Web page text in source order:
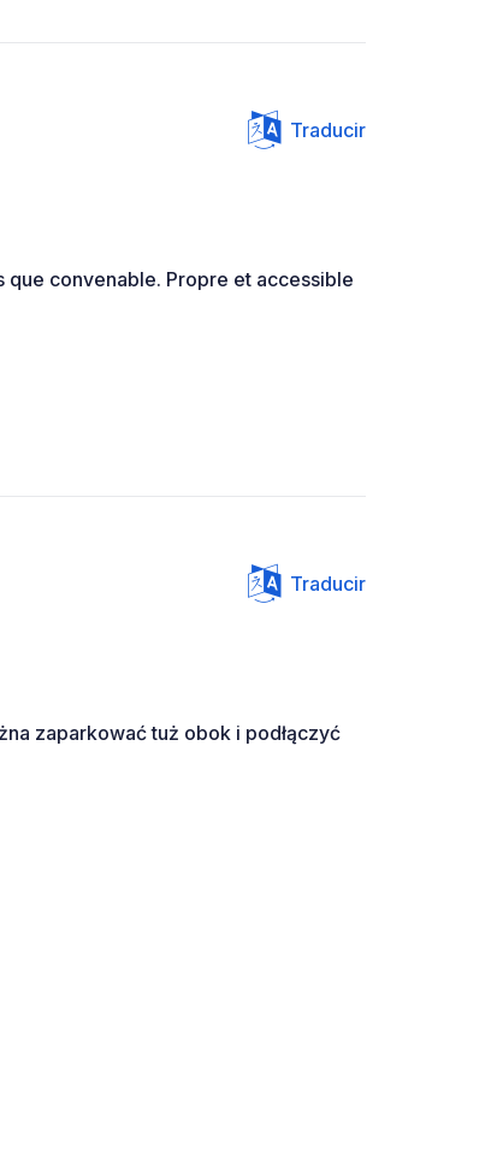
Traducir
que convenable. Propre et accessible
Traducir
zaparkować tuż obok i podłączyć